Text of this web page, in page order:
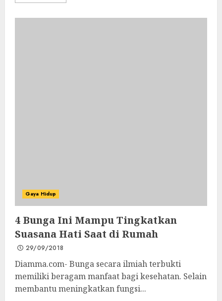
Gaya Hidup
4 Bunga Ini Mampu Tingkatkan
Suasana Hati Saat di Rumah
29/09/2018
Diamma.com- Bunga secara ilmiah terbukti
memiliki beragam manfaat bagi kesehatan. Selain
membantu meningkatkan fungsi...